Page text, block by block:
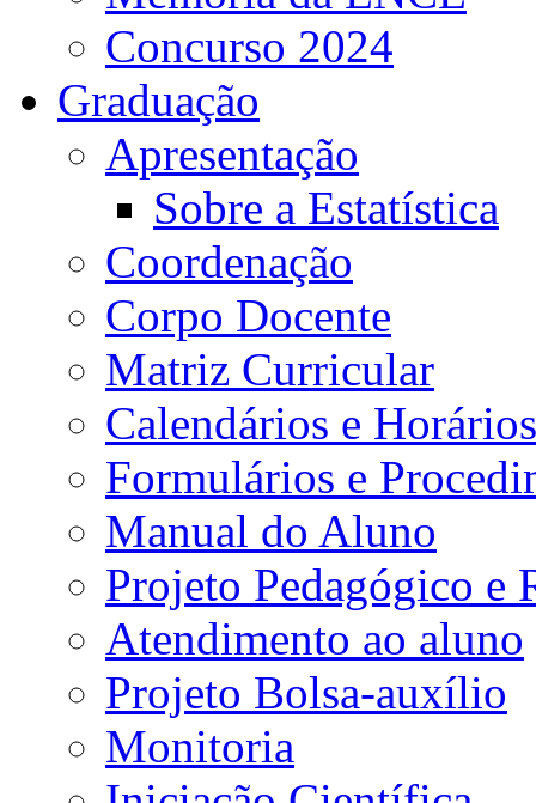
Concurso 2024
Graduação
Apresentação
Sobre a Estatística
Coordenação
Corpo Docente
Matriz Curricular
Calendários e Horários
Formulários e
Manual do Aluno
Projeto Pedagógico e
Atendimento ao aluno
Projeto Bolsa-auxílio
Monitoria